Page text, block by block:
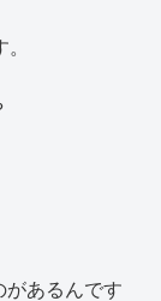
があるんです